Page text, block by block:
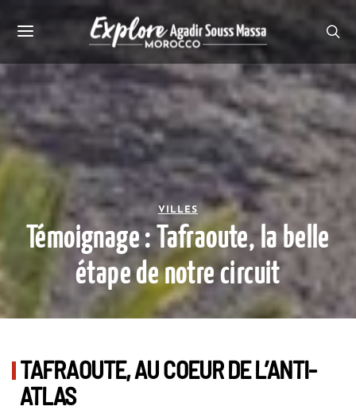
VILLES
Témoignage : Tafraoute, la belle
étape de notre circuit
TAFRAOUTE, AU COEUR DE L’ANTI-
ATLAS